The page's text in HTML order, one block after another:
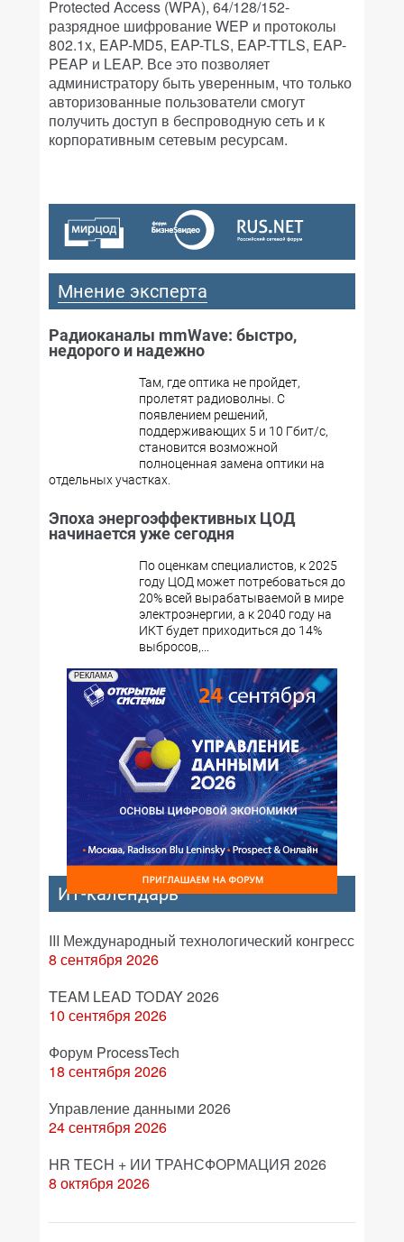
Protected Access (WPA), 64/128/152-
разрядное шифрование WEP и протоколы
802.1x, EAP-MD5, EAP-TLS, EAP-TTLS, EAP-
PEAP и LEAP. Все это позволяет
администратору быть уверенным, что только
авторизованные пользователи смогут
получить доступ в беспроводную сеть и к
корпоративным сетевым ресурсам.
Мнение эксперта
Радиоканалы mmWave: быстро,
недорого и надежно
Там, где оптика не пройдет,
пролетят радиоволны. С
появлением решений,
поддерживающих 5 и 10 Гбит/с,
становится возможной
полноценная замена оптики на
отдельных участках.
Эпоха энергоэффективных ЦОД
начинается уже сегодня
По оценкам специалистов, к 2025
году ЦОД может потребоваться до
20% всей вырабатываемой в мире
электроэнергии, а к 2040 году на
ИКТ будет приходиться до 14%
выбросов,...
РЕКЛАМА
ИТ-календарь
III Международный технологический конгресс
8 сентября 2026
TEAM LEAD TODAY 2026
10 сентября 2026
Форум ProcessTech
18 сентября 2026
Управление данными 2026
24 сентября 2026
HR TECH + ИИ ТРАНСФОРМАЦИЯ 2026
8 октября 2026